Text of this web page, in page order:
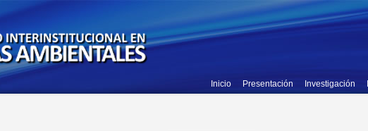
Inicio Presentación Investigación